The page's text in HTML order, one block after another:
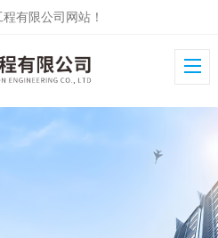
有限公司网站！